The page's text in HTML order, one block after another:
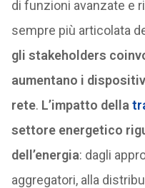
di funzioni avanzate e
sempre più articolata
gli stakeholders
aumentano i
rete. L’impatto della
settore energetico
dell’energia: dagli
aggregatori, alla